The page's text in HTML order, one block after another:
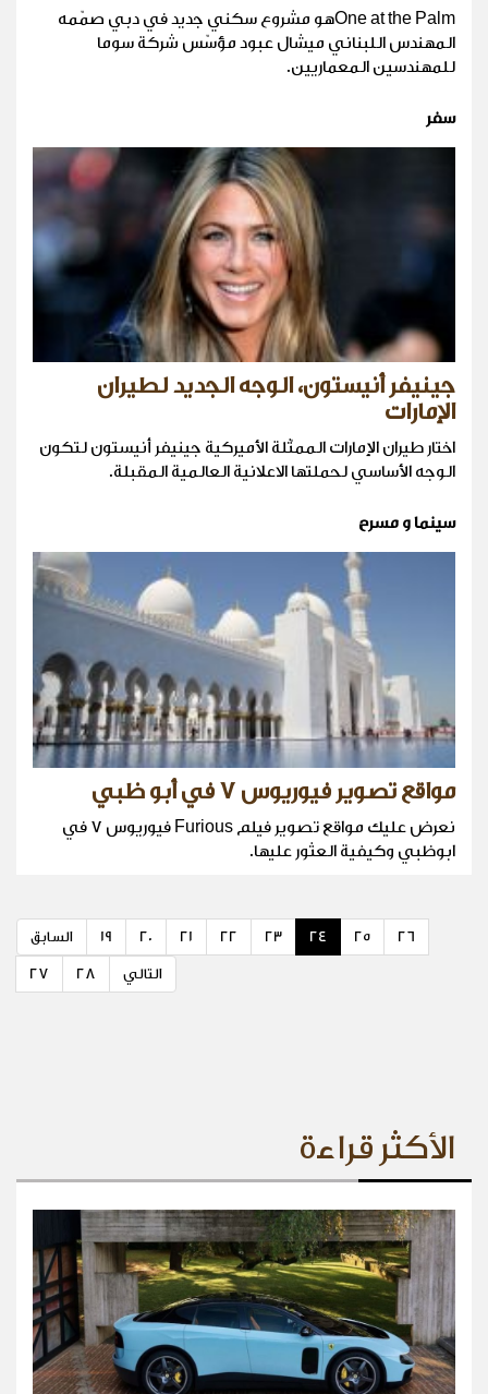
One at the Palmهو مشروع سكني جديد في دبي صمّمه
المهندس اللبناني ميشال عبود مؤسّس شركة سوما
للمهندسين المعماريين.
سفر
جينيفر أنيستون، الوجه الجديد لطيران
الإمارات
اختار طيران الإمارات الممثّلة الأميركية جينيفر أنيستون لتكون
الوجه الأساسي لحملتها الاعلانية العالمية المقبلة.
سينما و مسرح
مواقع تصوير فيوريوس ٧ في أبو ظبي
نعرض عليك مواقع تصوير فيلم Furious فيوريوس ٧ في
ابوظبي وكيفية العثور عليها.
السابق 19 20 21 22 23 24 25 26
27 28 التالي
الأكثر قراءة